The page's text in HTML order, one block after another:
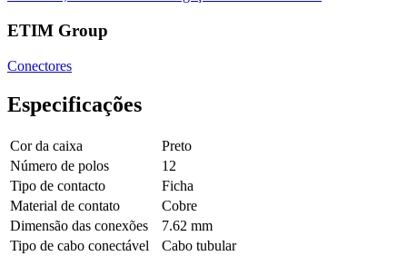
ETIM Group
Conectores
Especificações
Cor da caixa
Preto
Número de polos
12
Tipo de contacto
Ficha
Material de contato
Cobre
Dimensão das conexões
7.62 mm
Tipo de cabo conectável
Cabo tubular